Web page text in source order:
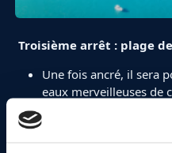
Troisième arrêt : plage
Une fois ancré, il sera
eaux merveilleuses de
et les poissons qui la
unique.